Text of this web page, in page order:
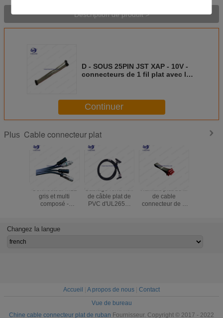
Description de produit >
D - SOUS 25PIN JST XAP - 10V -
connecteurs de 1 fil plat avec la
Continuer
Plus Cable connecteur plat
Connecteur M12
gris et multi
composé -
câblage de câble
plat de fibre
Câblage rond noir
de câble plat de
PVC d'UL2651-
Harnais plat de fil
de cable
connecteur de 9
Changez la langue
Accueil A propos de nous
Contact
Vue de bureau
Chine cable connecteur plat de ruban Fournisseur. Copyright © 2017 - 2022